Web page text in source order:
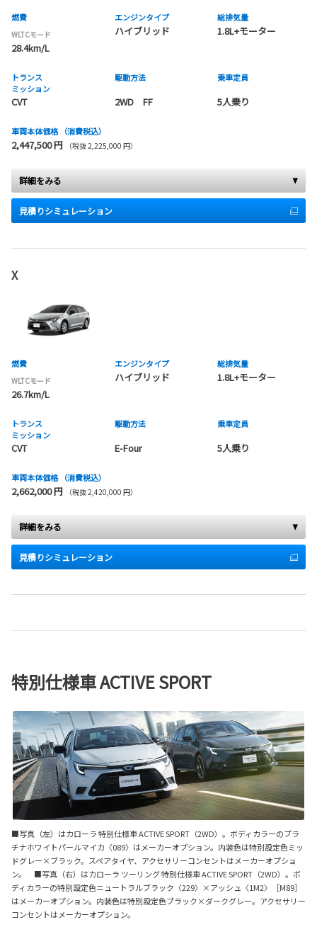
燃費
WLTCモード
28.4km/L
エンジンタイプ
ハイブリッド
総排気量
1.8L+モーター
トランス
ミッション
CVT
駆動方法
2WD FF
乗車定員
5人乗り
車両本体価格 （消費税込）
2,447,500 円 （税抜 2,225,000 円）
詳細をみる
見積りシミュレーション
X
燃費
WLTCモード
26.7km/L
エンジンタイプ
ハイブリッド
総排気量
1.8L+モーター
トランス
ミッション
CVT
駆動方法
E-Four
乗車定員
5人乗り
車両本体価格 （消費税込）
2,662,000 円 （税抜 2,420,000 円）
詳細をみる
見積りシミュレーション
特別仕様車 ACTIVE SPORT
■写真（左）はカローラ 特別仕様車 ACTIVE SPORT（2WD）。ボディカラーのプラ
チナホワイトパールマイカ〈089〉はメーカーオプション。内装色は特別設定色ミッ
ドグレー×ブラック。スペアタイヤ、アクセサリーコンセントはメーカーオプショ
ン。 ■写真（右）はカローラ ツーリング 特別仕様車 ACTIVE SPORT（2WD）。ボ
ディカラーの特別設定色ニュートラルブラック〈229〉×アッシュ〈1M2〉［M89］
はメーカーオプション。内装色は特別設定色ブラック×ダークグレー。アクセサリー
コンセントはメーカーオプション。